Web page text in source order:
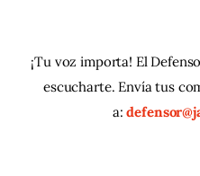
¡Tu voz importa! El
escucharte. Envía tus
a: